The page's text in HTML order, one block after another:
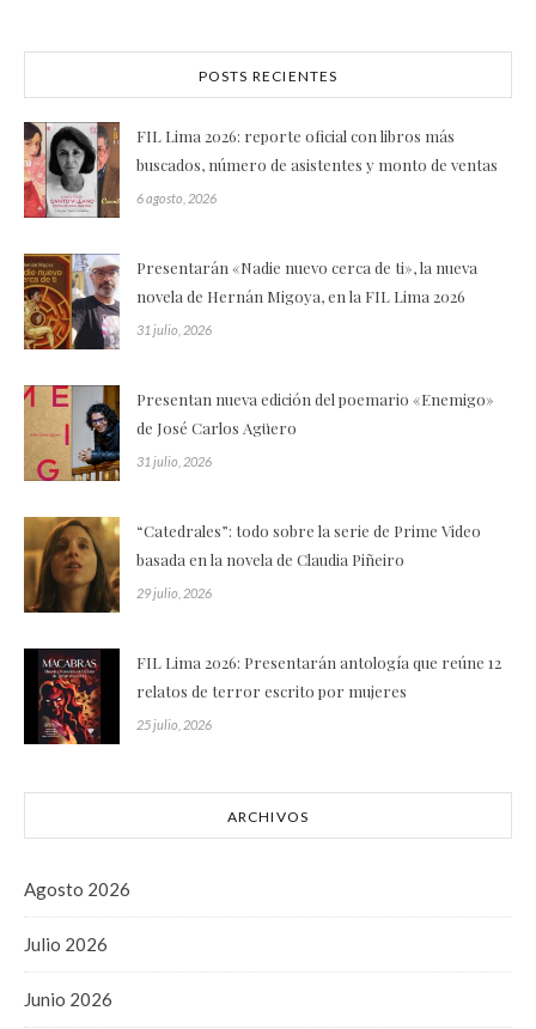
POSTS RECIENTES
FIL Lima 2026: reporte oficial con libros más
buscados, número de asistentes y monto de ventas
6 agosto, 2026
Presentarán «Nadie nuevo cerca de ti», la nueva
novela de Hernán Migoya, en la FIL Lima 2026
31 julio, 2026
Presentan nueva edición del poemario «Enemigo»
de José Carlos Agüero
31 julio, 2026
“Catedrales”: todo sobre la serie de Prime Video
basada en la novela de Claudia Piñeiro
29 julio, 2026
FIL Lima 2026: Presentarán antología que reúne 12
relatos de terror escrito por mujeres
25 julio, 2026
ARCHIVOS
Agosto 2026
Julio 2026
Junio 2026